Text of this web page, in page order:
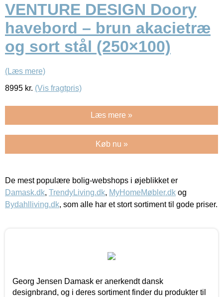
VENTURE DESIGN Doory
havebord – brun akacietræ
og sort stål (250×100)
(Læs mere)
8995 kr. (Vis fragtpris)
Læs mere »
Køb nu »
De mest populære bolig-webshops i øjeblikket er
Damask.dk, TrendyLiving.dk, MyHomeMøbler.dk og
Bydahlliving.dk, som alle har et stort sortiment til gode priser.
Georg Jensen Damask er anerkendt dansk
designbrand, og i deres sortiment finder du produkter til